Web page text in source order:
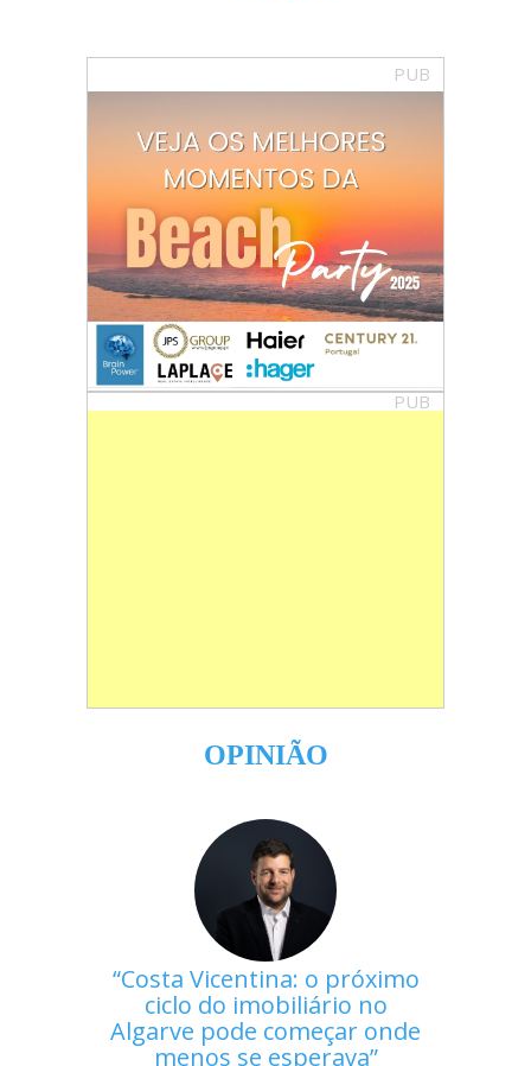
PUB
PUB
OPINIÃO
Costa Vicentina: o próximo
ciclo do imobiliário no
Algarve pode começar onde
menos se esperava